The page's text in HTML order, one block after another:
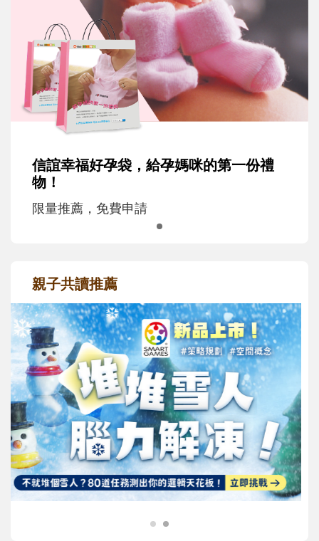
信誼幸福好孕袋，給孕媽咪的第一份禮
物！
限量推薦，免費申請
親子共讀推薦
最新活動